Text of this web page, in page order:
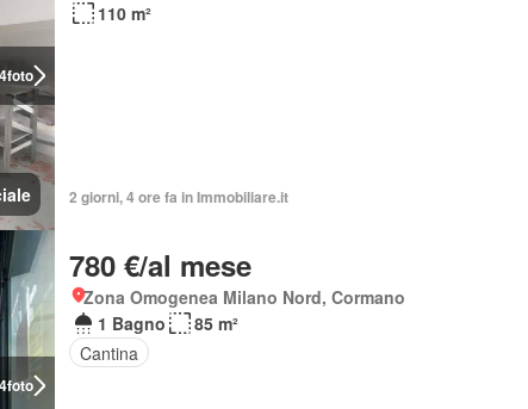
4foto
110 m²
2 giorni, 4 ore fa in Immobiliare.it
4foto
780 €/al mese
Zona Omogenea Milano Nord, Cormano
1 Bagno
85 m²
Cantina